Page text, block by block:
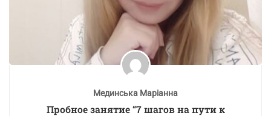
Мединська Маріанна
Пробное занятие “7 шагов на пути к